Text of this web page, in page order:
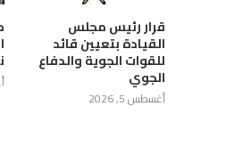
قرار رئيس مجلس
القيادة بتعيين قائد
للقوات الجوية والدفاع
الجوي
أغسطس 5, 2026